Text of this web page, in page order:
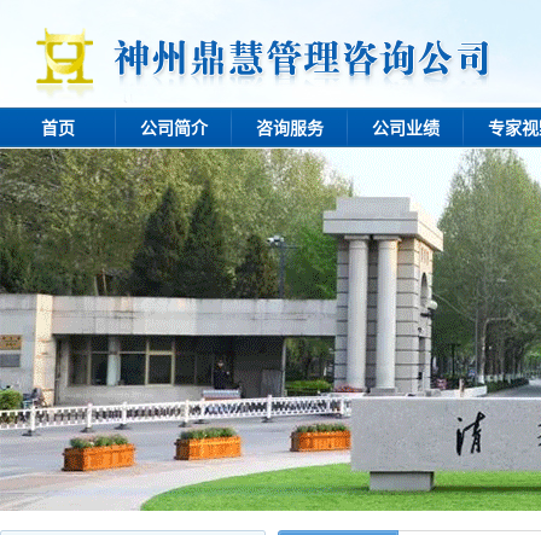
首页 公司简介 咨询服务 公司业绩 专家